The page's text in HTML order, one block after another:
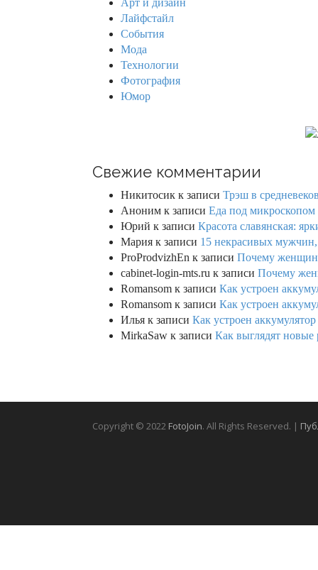
Арт и дизайн
Лайфстайл
События
Мода
Технологии
Фотография
Юмор
Свежие комментарии
Никитосик к записи Трэш в
Аноним к записи Еда под микроскопом
Юрий к записи Красота славянская:
Мария к записи 15 некрасивых
ProProdvizhEn к записи Почему
cabinet-login-mts.ru к записи Почему
Romansom к записи Как устроен
Romansom к записи Как устроен
Илья к записи Как устроен
MirkaSaw к записи Как выглядят новые
Copyright © 2022 FotoJoin. All Rights Reserved. |